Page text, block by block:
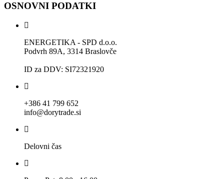
OSNOVNI PODATKI
ENERGETIKA - SPD d.o.o.
Podvrh 89A, 3314 Braslovče
ID za DDV: SI72321920
+386 41 799 652
info@dorytrade.si
Delovni čas